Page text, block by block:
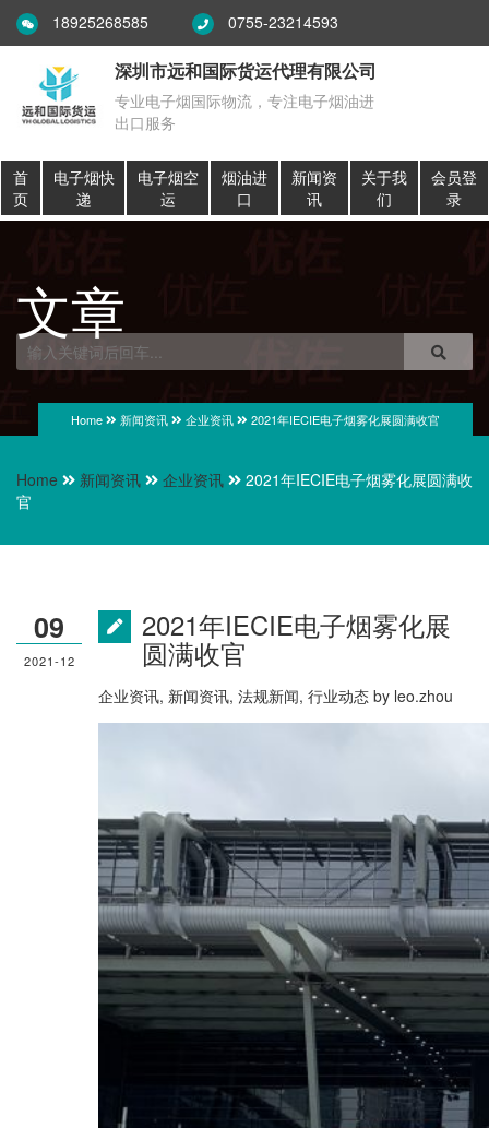
18925268585 0755-23214593
深圳市远和国际货运代理有限公司
专业电子烟国际物流，专注电子烟油进
出口服务
首
页
电子烟快
递
电子烟空
运
烟油进
口
新闻资
讯
关于我
们
会员登
录
文章
Home 新闻资讯 企业资讯 2021年IECIE电子烟雾化展圆满收官
Home 新闻资讯 企业资讯
2021年IECIE电子烟雾化展圆满收
官
2021年IECIE电子烟雾化展
圆满收官
企业资讯, 新闻资讯, 法规新闻, 行业动态 by leo.zhou
09
2021-12